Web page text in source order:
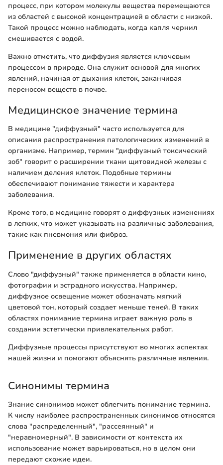
процесс, при котором молекулы вещества перемещаются
из областей с высокой концентрацией в области с низкой.
Такой процесс можно наблюдать, когда капля чернил
смешивается с водой.
Важно отметить, что диффузия является ключевым
процессом в природе. Она служит основой для многих
явлений, начиная от дыхания клеток, заканчивая
переносом веществ в почве.
Медицинское значение термина
В медицине "диффузный" часто используется для
описания распространения патологических изменений в
организме. Например, термин "диффузный токсический
зоб" говорит о расширении ткани щитовидной железы с
наличием деления клеток. Подобные термины
обеспечивают понимание тяжести и характера
заболевания.
Кроме того, в медицине говорят о диффузных изменениях
в легких, что может указывать на различные заболевания,
такие как пневмония или фиброз.
Применение в других областях
Слово "диффузный" также применяется в области кино,
фотографии и эстрадного искусства. Например,
диффузное освещение может обозначать мягкий
цветовой тон, который создает меньше теней. В таких
областях понимание термина играет важную роль в
создании эстетически привлекательных работ.
Диффузные процессы присутствуют во многих аспектах
нашей жизни и помогают объяснять различные явления.
Синонимы термина
Знание синонимов может облегчить понимание термина.
К числу наиболее распространенных синонимов относятся
слова "распределенный", "рассеянный" и
"неравномерный". В зависимости от контекста их
использование может варьироваться, но в целом они
передают схожие идеи.